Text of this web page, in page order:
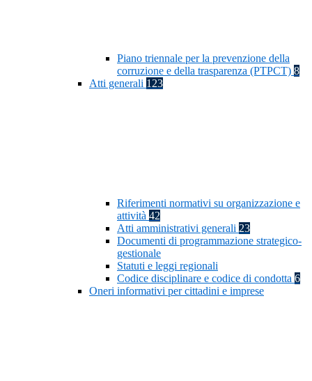
Piano triennale per la prevenzione della
corruzione e della trasparenza (PTPCT) 8
Atti generali 123
Riferimenti normativi su organizzazione e
attività 42
Atti amministrativi generali 23
Documenti di programmazione strategico-
gestionale
Statuti e leggi regionali
Codice disciplinare e codice di condotta 6
Oneri informativi per cittadini e imprese